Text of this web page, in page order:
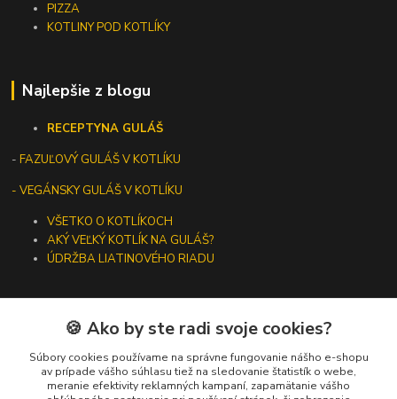
PIZZA
KOTLINY POD KOTLÍKY
Najlepšie z blogu
RECEPTYNA GULÁŠ
-FAZUĽOVÝ GULÁŠ V KOTLÍKU
- VEGÁNSKY GULÁŠ V KOTLÍKU
VŠETKO O KOTLÍKOCH
AKÝ VEĽKÝ KOTLÍK NA GULÁŠ?
ÚDRŽBA LIATINOVÉHO RIADU
Kontakty
+421 919 275 553
🍪 Ako by ste radi svoje cookies?
Súbory cookies používame na správne fungovanie nášho e-shopu
av prípade vášho súhlasu tiež na sledovanie štatistík o webe,
meranie efektivity reklamných kampaní, zapamätanie vášho